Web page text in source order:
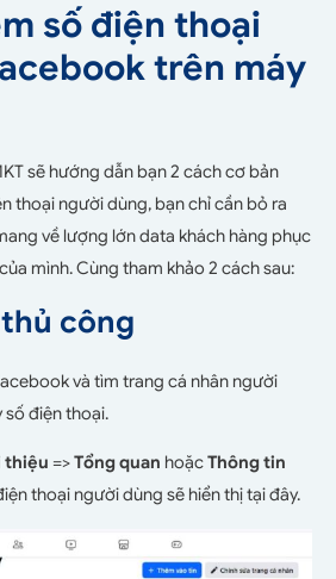
số điện thoại
trên máy
sẽ hướng dẫn bạn 2 cách cơ bản
thoại người dùng, bạn chỉ cần bỏ ra
về lượng lớn data khách hàng phục
mình. Cùng tham khảo 2 cách sau:
công
và tìm trang cá nhân người
số điện thoại.
thiệu =>Tổng quan hoặcThông tin
thoại người dùng sẽ hiển thị tại đây.